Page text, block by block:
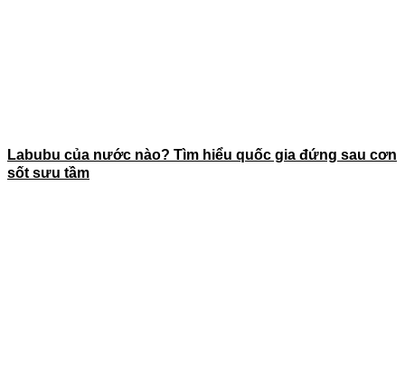
Labubu của nước nào? Tìm hiểu quốc gia đứng sau cơn
sốt sưu tầm